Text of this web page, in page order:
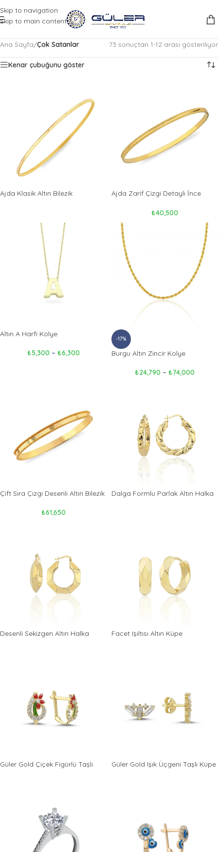
Skip to navigation
Skip to main content
Ana Sayfa/Çok Satanlar 73 sonuçtan 1-12 arası gösteriliyor
Kenar çubuğunu göster
Ajda Klasik Altın Bilezik
Ajda Zarif Çizgi Detaylı İnce
₺40,500
Altın A Harfi Kolye
₺5,300 – ₺6,300
-17%
Burgu Altın Zincir Kolye
₺24,790 – ₺74,000
Çift Sıra Çizgi Desenli Altın Bilezik
₺61,650
Dalga Formlu Parlak Altın Halka
Desenli Sekizgen Altın Halka
Facet Işıltısı Altın Küpe
Güler Gold Çiçek Figürlü Taşlı
Güler Gold Işık Üçgeni Taşlı Küpe